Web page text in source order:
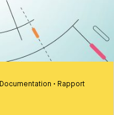
Documentation • Rapport